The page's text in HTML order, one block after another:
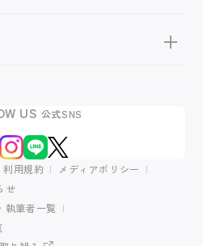
US 公式SNS
利用規約
メディアポリシー
せ
執筆者一覧